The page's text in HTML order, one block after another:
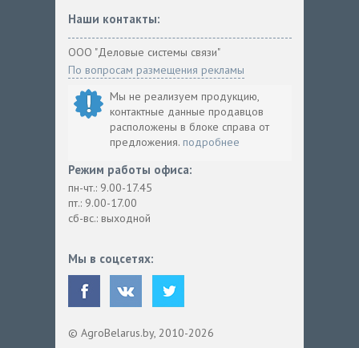
Наши контакты:
ООО "Деловые системы связи"
По вопросам размещения рекламы
Мы не реализуем продукцию,
контактные данные продавцов
расположены в блоке справа от
предложения. подробнее
Режим работы офиса:
пн-чт.: 9.00-17.45
пт.: 9.00-17.00
сб-вс.: выходной
Мы в соцсетях:
© AgroBelarus.by, 2010-2026